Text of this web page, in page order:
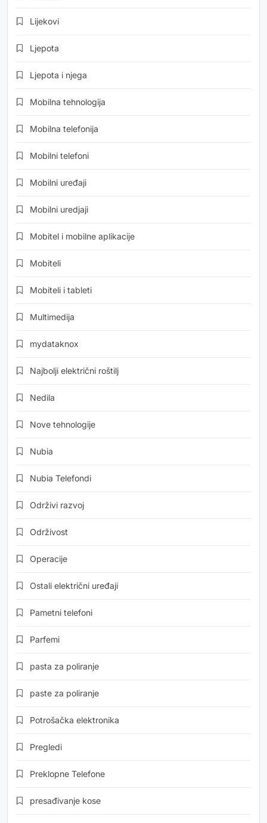
Lijekovi
Ljepota
Ljepota i njega
Mobilna tehnologija
Mobilna telefonija
Mobilni telefoni
Mobilni uređaji
Mobilni uredjaji
Mobitel i mobilne aplikacije
Mobiteli
Mobiteli i tableti
Multimedija
mydataknox
Najbolji električni roštilj
Nedila
Nove tehnologije
Nubia
Nubia Telefondi
Održivi razvoj
Održivost
Operacije
Ostali električni uređaji
Pametni telefoni
Parfemi
pasta za poliranje
paste za poliranje
Potrošačka elektronika
Pregledi
Preklopne Telefone
presađivanje kose